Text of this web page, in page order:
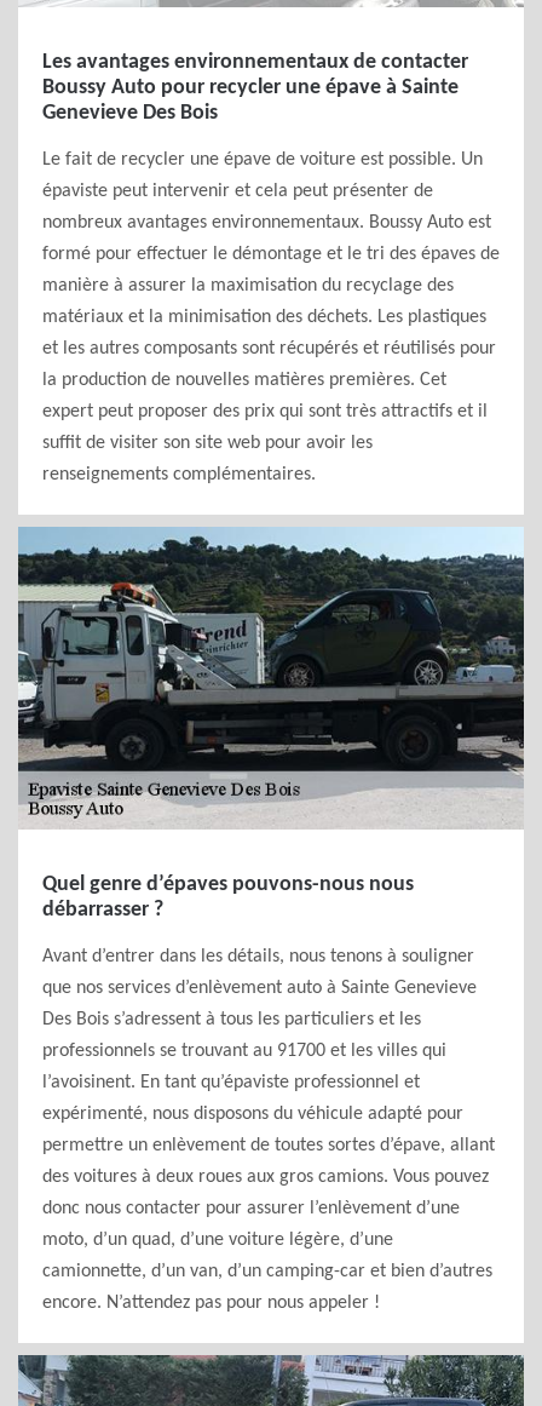
Les avantages environnementaux de contacter
Boussy Auto pour recycler une épave à Sainte
Genevieve Des Bois
Le fait de recycler une épave de voiture est possible. Un
épaviste peut intervenir et cela peut présenter de
nombreux avantages environnementaux. Boussy Auto est
formé pour effectuer le démontage et le tri des épaves de
manière à assurer la maximisation du recyclage des
matériaux et la minimisation des déchets. Les plastiques
et les autres composants sont récupérés et réutilisés pour
la production de nouvelles matières premières. Cet
expert peut proposer des prix qui sont très attractifs et il
suffit de visiter son site web pour avoir les
renseignements complémentaires.
Quel genre d’épaves pouvons-nous nous
débarrasser ?
Avant d’entrer dans les détails, nous tenons à souligner
que nos services d’enlèvement auto à Sainte Genevieve
Des Bois s’adressent à tous les particuliers et les
professionnels se trouvant au 91700 et les villes qui
l’avoisinent. En tant qu’épaviste professionnel et
expérimenté, nous disposons du véhicule adapté pour
permettre un enlèvement de toutes sortes d’épave, allant
des voitures à deux roues aux gros camions. Vous pouvez
donc nous contacter pour assurer l’enlèvement d’une
moto, d’un quad, d’une voiture légère, d’une
camionnette, d’un van, d’un camping-car et bien d’autres
encore. N’attendez pas pour nous appeler !